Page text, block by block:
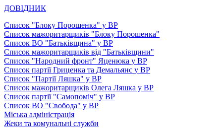
ДОВІДНИК
Список "Блоку Порошенка" у ВР
Список мажоритарщиків "Блоку Порошенка"
Список ВО "Батьківщина" у ВР
Список мажоритарщиків від "Батьківщини"
Список "Народний фронт" Яценюка у ВР
Список партії Гриценка та Демальянс у ВР
Список "Партії Ляшка" у ВР
Список мажоритарщиків Олега Ляшка у ВР
Список партії "Самопоміч" у ВР
Список ВО "Свобода" у ВР
Міська адміністрація
Жеки та комунальні служби